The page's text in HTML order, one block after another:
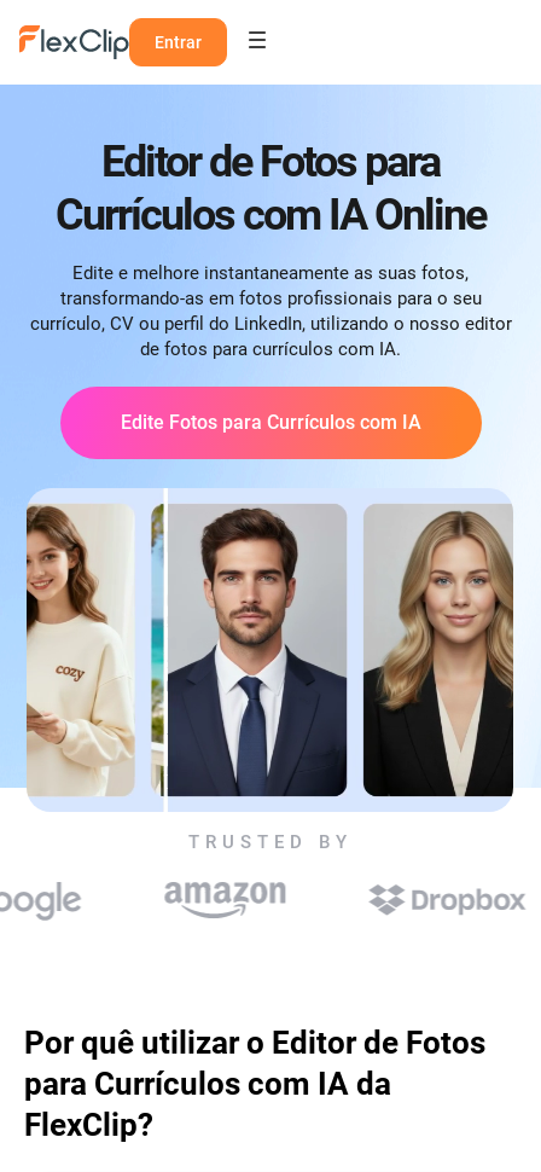
Entrar
Editor de Fotos para
Currículos com IA Online
Edite e melhore instantaneamente as suas fotos,
transformando-as em fotos profissionais para o seu
currículo, CV ou perfil do LinkedIn, utilizando o nosso editor
de fotos para currículos com IA.
Edite Fotos para Currículos com IA
TRUSTED BY
Por quê utilizar o Editor de Fotos
para Currículos com IA da
FlexClip?